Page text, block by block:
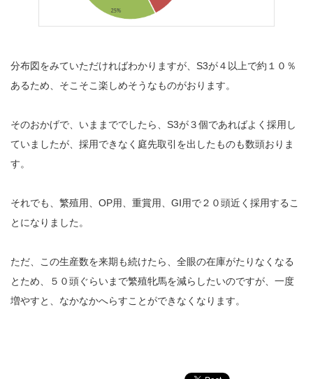
分布図をみていただければわかりますが、S3が４以上で約１０％
あるため、そこそこ楽しめそうなものがおります。
そのおかげで、いままででしたら、S3が３個であればよく採用し
ていましたが、採用できなく庭先取引を出したものも数頭おりま
す。
それでも、繁殖用、OP用、重賞用、GⅠ用で２０頭近く採用するこ
とになりました。
ただ、この生産数を来期も続けたら、全眼の在庫がたりなくなる
とため、５０頭ぐらいまで繁殖牝馬を減らしたいのですが、一度
増やすと、なかなかへらすことができなくなります。